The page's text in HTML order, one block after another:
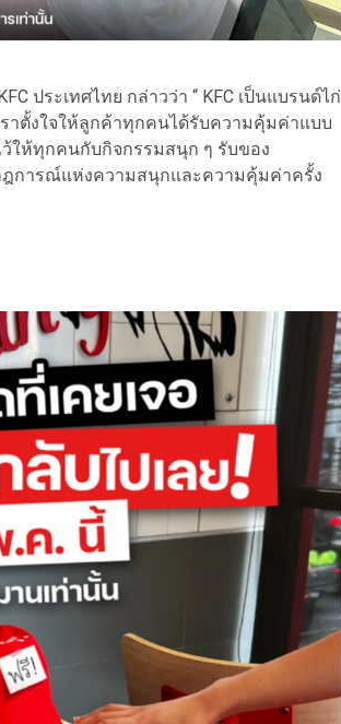
ประเทศไทย กล่าวว่า “ KFC เป็นแบรนด์ไก่
าตั้งใจให้ลูกค้าทุกคนได้รับความคุ้มค่าแบบ
ให้ทุกคนกับกิจกรรมสนุก ๆ รับของ
การณ์แห่งความสนุกและความคุ้มค่าครั้ง